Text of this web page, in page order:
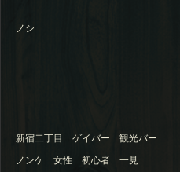
ノシ
新宿二丁目 ゲイバー 観光バー
ノンケ 女性 初心者 一見